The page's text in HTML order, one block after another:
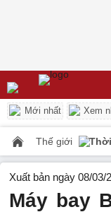
Mới nhất Xem
Thế giới
Xuất bản ngày 08/03/
Máy bay